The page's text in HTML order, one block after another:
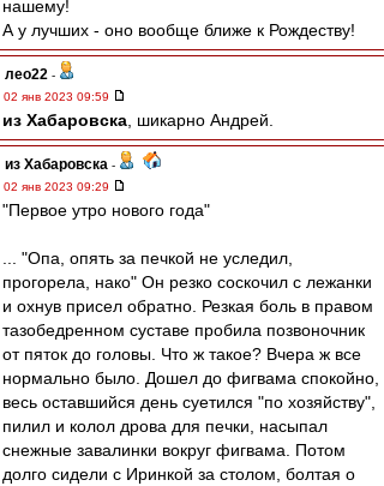
нашему!
А у лучших - оно вообще ближе к Рождеству!
лео22 -
02 янв 2023 09:59
из Хабаровска , шикарно Андрей.
из Хабаровска -
02 янв 2023 09:29
"Первое утро нового года"
... "Опа, опять за печкой не уследил,
прогорела, нако" Он резко соскочил с лежанки
и охнув присел обратно. Резкая боль в правом
тазобедренном суставе пробила позвоночник
от пяток до головы. Что ж такое? Вчера ж все
нормально было. Дошел до фигвама спокойно,
весь оставшийся день суетился "по хозяйству",
пилил и колол дрова для печки, насыпал
снежные завалинки вокруг фигвама. Потом
долго сидели с Иринкой за столом, болтая о